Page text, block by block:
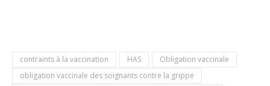
contraints à la vaccination HAS
Obligation vaccinale
obligation vaccinale des soignants contre la grippe